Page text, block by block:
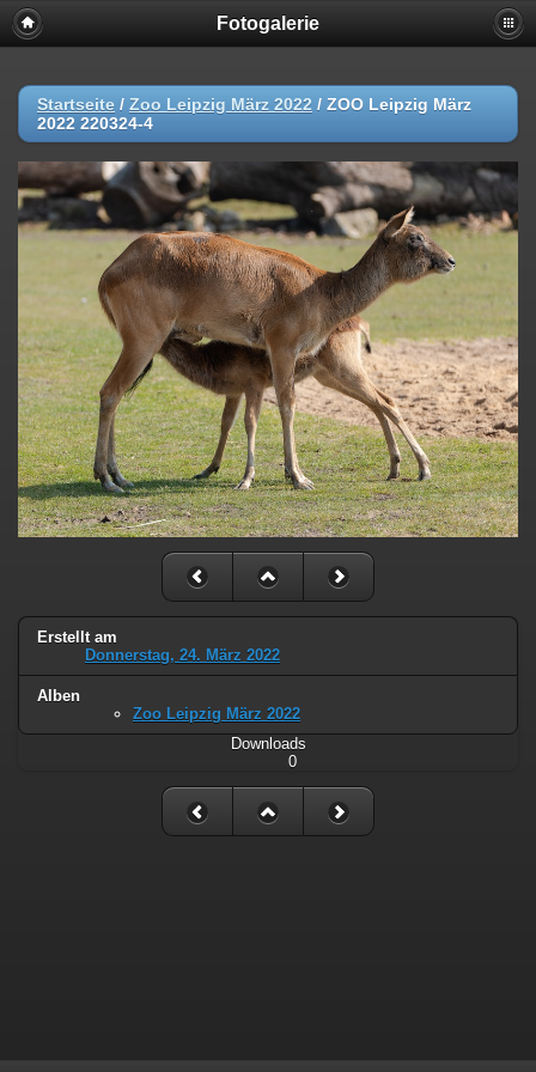
Fotogalerie
Startseite / Zoo Leipzig März 2022 / ZOO Leipzig März
2022 220324-4
Erstellt am
Donnerstag, 24. März 2022
Alben
Zoo Leipzig März 2022
Downloads
0